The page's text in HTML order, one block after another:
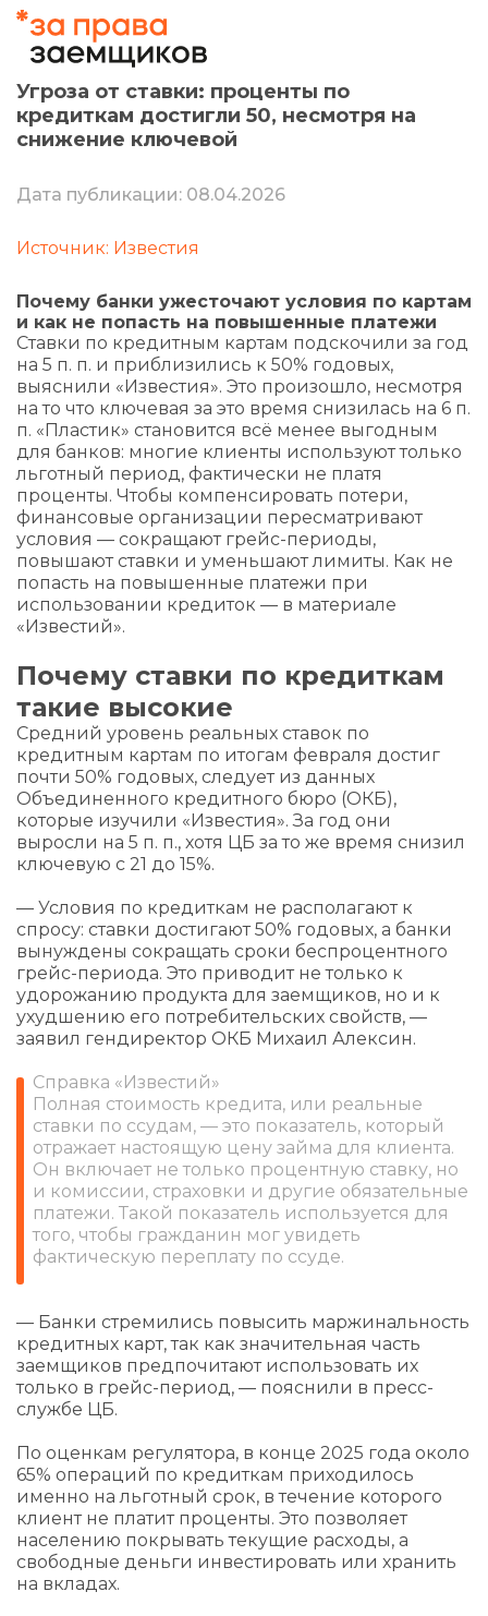
Угроза от ставки: проценты по
кредиткам достигли 50, несмотря на
снижение ключевой
Дата публикации: 08.04.2026
Источник: Известия
Почему банки ужесточают условия по картам
и как не попасть на повышенные платежи
Ставки по кредитным картам подскочили за год
на 5 п. п. и приблизились к 50% годовых,
выяснили «Известия». Это произошло, несмотря
на то что ключевая за это время снизилась на 6 п.
п. «Пластик» становится всё менее выгодным
для банков: многие клиенты используют только
льготный период, фактически не платя
проценты. Чтобы компенсировать потери,
финансовые организации пересматривают
условия — сокращают грейс-периоды,
повышают ставки и уменьшают лимиты. Как не
попасть на повышенные платежи при
использовании кредиток — в материале
«Известий».
Почему ставки по кредиткам
такие высокие
Средний уровень реальных ставок по
кредитным картам по итогам февраля достиг
почти 50% годовых, следует из данных
Объединенного кредитного бюро (ОКБ),
которые изучили «Известия». За год они
выросли на 5 п. п., хотя ЦБ за то же время снизил
ключевую с 21 до 15%.
— Условия по кредиткам не располагают к
спросу: ставки достигают 50% годовых, а банки
вынуждены сокращать сроки беспроцентного
грейс-периода. Это приводит не только к
удорожанию продукта для заемщиков, но и к
ухудшению его потребительских свойств, —
заявил гендиректор ОКБ Михаил Алексин.
Справка «Известий»
Полная стоимость кредита, или реальные
ставки по ссудам, — это показатель, который
отражает настоящую цену займа для клиента.
Он включает не только процентную ставку, но
и комиссии, страховки и другие обязательные
платежи. Такой показатель используется для
того, чтобы гражданин мог увидеть
фактическую переплату по ссуде.
— Банки стремились повысить маржинальность
кредитных карт, так как значительная часть
заемщиков предпочитают использовать их
только в грейс-период, — пояснили в пресс-
службе ЦБ.
По оценкам регулятора, в конце 2025 года около
65% операций по кредиткам приходилось
именно на льготный срок, в течение которого
клиент не платит проценты. Это позволяет
населению покрывать текущие расходы, а
свободные деньги инвестировать или хранить
на вкладах.